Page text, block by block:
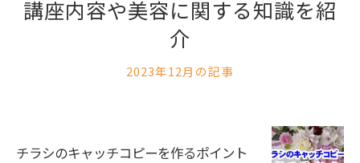
講座内容や美容に関する知識を紹
介
2023年12月の記事
チラシのキャッチコピーを作るポイント